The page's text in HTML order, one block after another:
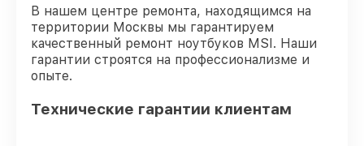
В нашем центре ремонта, находящимся на
территории Москвы мы гарантируем
качественный ремонт ноутбуков MSI. Наши
гарантии строятся на профессионализме и
опыте.
Технические гарантии клиентам